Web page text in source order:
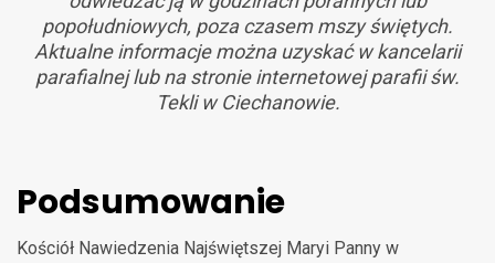
popołudniowych, poza czasem mszy świętych.
Aktualne informacje można uzyskać w kancelarii
parafialnej lub na stronie internetowej parafii św.
Tekli w Ciechanowie.
Podsumowanie
Kościół Nawiedzenia Najświętszej Maryi Panny w